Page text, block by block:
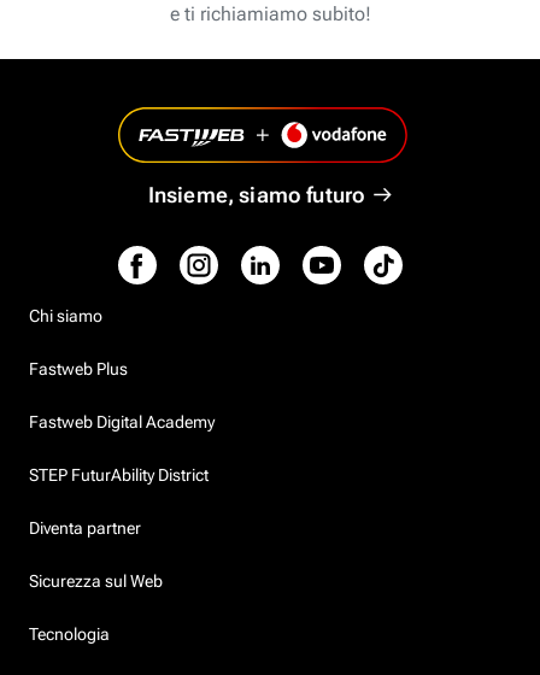
e ti richiamiamo subito!
Insieme, siamo futuro
Chi siamo
Fastweb Plus
Fastweb Digital Academy
STEP FuturAbility District
Diventa partner
Sicurezza sul Web
Tecnologia